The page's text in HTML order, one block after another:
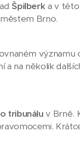
Špilberk a v
Brno.
a na několik
tribunálu v Brně.